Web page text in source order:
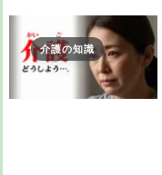
介護の知識